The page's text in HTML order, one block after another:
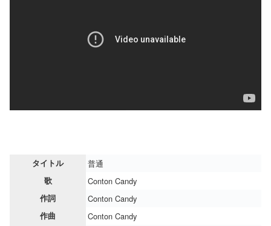
タイトル 普通
歌 Conton Candy
作詞 Conton Candy
作曲 Conton Candy